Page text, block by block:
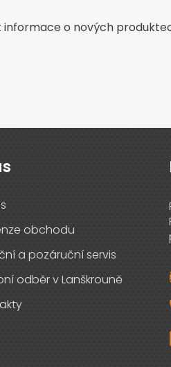
o nových
obchodu
a pozáruční servis
odběr v Lanškrouně